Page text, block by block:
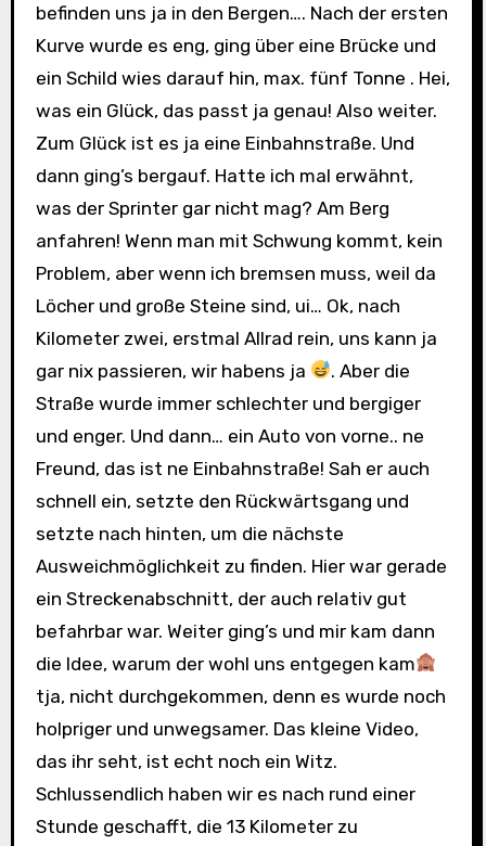
befinden uns ja in den Bergen…. Nach der ersten
Kurve wurde es eng, ging über eine Brücke und
ein Schild wies darauf hin, max. fünf Tonne . Hei,
was ein Glück, das passt ja genau! Also weiter.
Zum Glück ist es ja eine Einbahnstraße. Und
dann ging’s bergauf. Hatte ich mal erwähnt,
was der Sprinter gar nicht mag? Am Berg
anfahren! Wenn man mit Schwung kommt, kein
Problem, aber wenn ich bremsen muss, weil da
Löcher und große Steine sind, ui… Ok, nach
Kilometer zwei, erstmal Allrad rein, uns kann ja
gar nix passieren, wir habens ja
. Aber die
Straße wurde immer schlechter und bergiger
und enger. Und dann… ein Auto von vorne.. ne
Freund, das ist ne Einbahnstraße! Sah er auch
schnell ein, setzte den Rückwärtsgang und
setzte nach hinten, um die nächste
Ausweichmöglichkeit zu finden. Hier war gerade
ein Streckenabschnitt, der auch relativ gut
befahrbar war. Weiter ging’s und mir kam dann
die Idee, warum der wohl uns entgegen kam
tja, nicht durchgekommen, denn es wurde noch
holpriger und unwegsamer. Das kleine Video,
das ihr seht, ist echt noch ein Witz.
Schlussendlich haben wir es nach rund einer
Stunde geschafft, die 13 Kilometer zu